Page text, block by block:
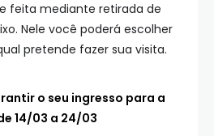
feita mediante retirada de
Nele você poderá escolher
pretende fazer sua visita.
o seu ingresso para a
14/03 a 24/03